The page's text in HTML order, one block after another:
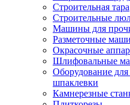
Строительная тара
Строительные
Машины для
Разметочные
Окрасочные
Шлифовальные
Оборудование
шпаклевки
Камнерезные